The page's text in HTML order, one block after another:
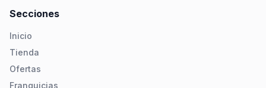
Secciones
Inicio
Tienda
Ofertas
Franquicias